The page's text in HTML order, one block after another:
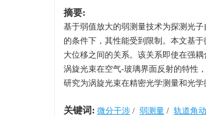
摘要:
基于弱值放大的弱测量技术为探测光
的条件下，其性能受到限制。本文基
大位移之间的关系。该关系即使在强
涡旋光束在空气-玻璃界面反射的特性
研究为涡旋光束在精密光学测量和光
关键词: 微分干涉 / 弱测量 / 轨道角